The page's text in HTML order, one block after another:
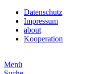
Datenschutz
Impressum
about
Kooperation
Menü